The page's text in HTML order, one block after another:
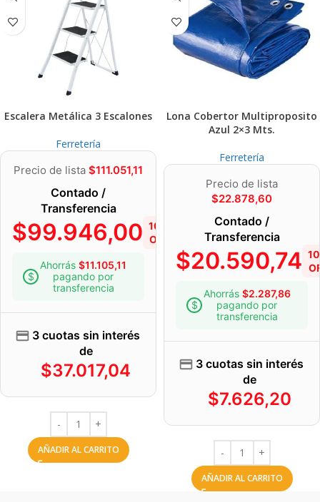
Escalera Metálica 3 Escalones
Ferretería
Precio de lista $111.051,11
Contado /
Transferencia
$99.946,00 10%
OFF
Ahorrás $11.105,11
pagando por
transferencia
3 cuotas sin interés
de
$37.017,04
AÑADIR AL CARRITO
Lona Cobertor Multiproposito
Azul 2×3 Mts.
Ferretería
Precio de lista
$22.878,60
Contado /
Transferencia
$20.590,74
Ahorrás $2.287,86
pagando por
transferencia
3 cuotas sin interés
de
$7.626,20
AÑADIR AL CARRITO